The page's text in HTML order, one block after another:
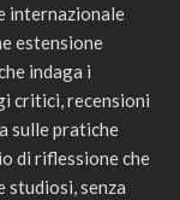
internazionale
estensione
indaga i
critici, recensioni
sulle pratiche
di riflessione che
senza